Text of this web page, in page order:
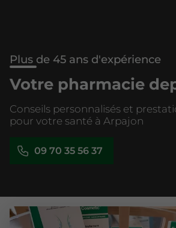
Plus de 45 ans d'expérience
Votre pharmacie
Conseils personnalisés et
pour votre santé à Arpajon
09 70 35 56 37